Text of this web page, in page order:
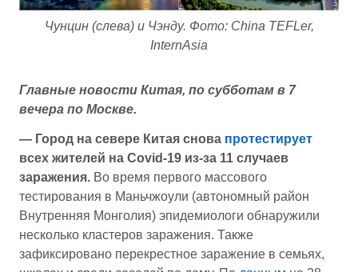
Чунцин (слева) и Чэнду. Фото: China TEFLer,
InternAsia
Главные новости Китая, по субботам в 7
вечера по Москве.
— Город на севере Китая снова протестирует
всех жителей на Covid-19 из-за 11 случаев
заражения. Во время первого массового
тестирования в Маньчжоули (автономный район
Внутренняя Монголия) эпидемиологи обнаружили
несколько кластеров заражения. Также
зафиксировано перекрестное заражение в семьях,